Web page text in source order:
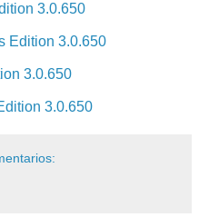
3.0.650
Edition 3.0.650
3.0.650
3.0.650